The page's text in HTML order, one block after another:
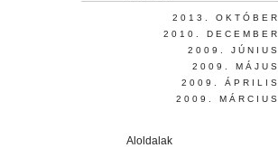
2013. OKTÓBER
2010. DECEMBER
2009. JÚNIUS
2009. MÁJUS
2009. ÁPRILIS
2009. MÁRCIUS
Aloldalak